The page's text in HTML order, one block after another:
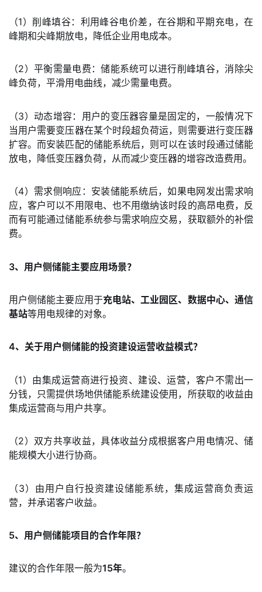
（1）削峰填谷：利用峰谷电价差，在谷期和平期充电，在
峰期和尖峰期放电，降低企业用电成本。
（2）平衡需量电费：储能系统可以进行削峰填谷，消除尖
峰负荷，平滑用电曲线，减少需量电费。
（3）动态增容：用户的变压器容量是固定的，一般情况下
当用户需要变压器在某个时段超负荷运，则需要进行变压器
扩容。而安装匹配的储能系统后，则可以在该时段通过储能
放电，降低变压器负荷，从而减少变压器的增容改造费用。
（4）需求侧响应：安装储能系统后，如果电网发出需求响
应，客户可以不用限电、也不用缴纳该时段的高昂电费，反
而有可能通过储能系统参与需求响应交易，获取额外的补偿
费。
3、用户侧储能主要应用场景？
用户侧储能主要应用于充电站、工业园区、数据中心、通信
基站等用电规律的对象。
4、关于用户侧储能的投资建设运营收益模式？
（1）由集成运营商进行投资、建设、运营，客户不需出一
分钱，只需提供场地供储能系统建设使用，所获取的收益由
集成运营商与用户共享。
（2）双方共享收益，具体收益分成根据客户用电情况、储
能规模大小进行协商。
（3）由用户自行投资建设储能系统，集成运营商负责运
营，并承诺客户收益。
5、用户侧储能项目的合作年限？
建议的合作年限一般为15年。